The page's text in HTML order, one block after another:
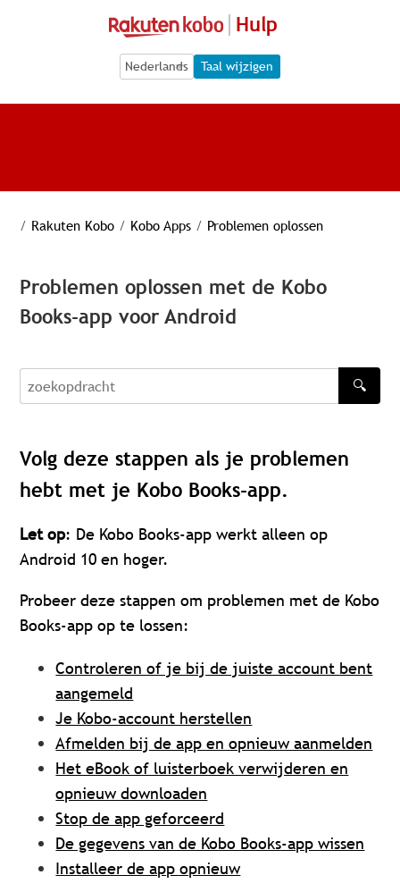
Hulp
Language Selection
Language Selection
Taal wijzigen
/ Rakuten Kobo / Kobo Apps / Problemen oplossen
Problemen oplossen met de Kobo
Books-app voor Android
zoekopdracht
🔍
Volg deze stappen als je problemen
hebt met je Kobo Books-app.
Let op: De Kobo Books-app werkt alleen op
Android 10 en hoger.
Probeer deze stappen om problemen met de Kobo
Books-app op te lossen:
Controleren of je bij de juiste account bent
aangemeld
Je Kobo-account herstellen
Afmelden bij de app en opnieuw aanmelden
Het eBook of luisterboek verwijderen en
opnieuw downloaden
Stop de app geforceerd
De gegevens van de Kobo Books-app wissen
Installeer de app opnieuw